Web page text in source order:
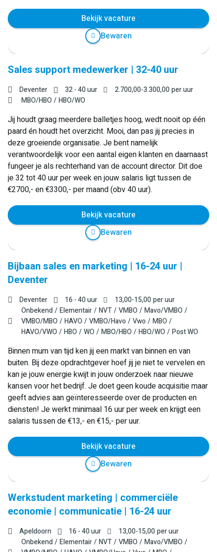
Bekijk vacature
Bewaren
Sales support medewerker | 32-40 uur
Deventer 32 - 40 uur 2.700,00-3.300,00per uur
MBO/HBO
HBO/WO
Jij houdt graag meerdere balletjes hoog, wedt nooit op één
paard én houdt het overzicht. Mooi, dan pas jij precies in
deze groeiende organisatie. Je bent namelijk
verantwoordelijk voor een aantal eigen klanten en daarnaast
fungeer je als rechterhand van de account director. Dit doe
je 32 tot 40 uur per week en jouw salaris ligt tussen de
€2700,- en €3300,- per maand (obv 40 uur).
Bekijk vacature
Bewaren
Bijbaan sales en marketing | 16-24 uur |
Deventer
Deventer 16 - 40 uur 13,00-15,00per uur
Onbekend
Elementair NVT VMBO
Mavo/VMBO
VMBO/MBO
HAVO VMBO/Havo Vwo
MBO
HAVO/VWO
HBO WO MBO/HBO HBO/WO Post WO
Binnen mum van tijd ken jij een markt van binnen en van
buiten. Bij deze opdrachtgever hoef jij je niet te vervelen en
kan je jouw energie kwijt in jouw onderzoek naar nieuwe
kansen voor het bedrijf. Je doet geen koude acquisitie maar
geeft advies aan geïnteresseerde over de producten en
diensten! Je werkt minimaal 16 uur per week en krijgt een
salaris tussen de €13,- en €15,- per uur.
Bekijk vacature
Bewaren
Werkstudent marketing | commerciële
economie | communicatie | 16-24 uur
Apeldoorn 16 - 40 uur 13,00-15,00per uur
Onbekend
Elementair NVT VMBO
Mavo/VMBO